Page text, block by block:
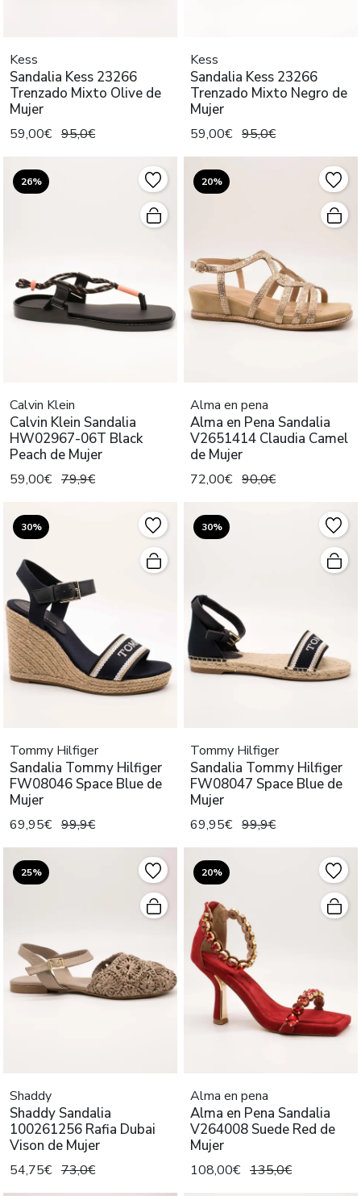
Kess
Sandalia Kess 23266
Trenzado Mixto Olive de
Mujer
59,00€ 95,0€
Kess
Sandalia Kess 23266
Trenzado Mixto Negro de
Mujer
59,00€ 95,0€
26%
Calvin Klein
Calvin Klein Sandalia
HW02967-06T Black
Peach de Mujer
59,00€ 79,9€
20%
Alma en pena
Alma en Pena Sandalia
V2651414 Claudia Camel
de Mujer
72,00€ 90,0€
30%
Tommy Hilfiger
Sandalia Tommy Hilfiger
FW08046 Space Blue de
Mujer
69,95€ 99,9€
30%
Tommy Hilfiger
Sandalia Tommy Hilfiger
FW08047 Space Blue de
Mujer
69,95€ 99,9€
25%
Shaddy
Shaddy Sandalia
100261256 Rafia Dubai
Vison de Mujer
54,75€ 73,0€
20%
Alma en pena
Alma en Pena Sandalia
V264008 Suede Red de
Mujer
108,00€ 135,0€